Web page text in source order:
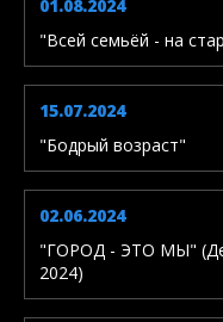
01.08.2024
"Всей семьёй - на
15.07.2024
"Бодрый возраст"
02.06.2024
"ГОРОД - ЭТО МЫ"
2024)